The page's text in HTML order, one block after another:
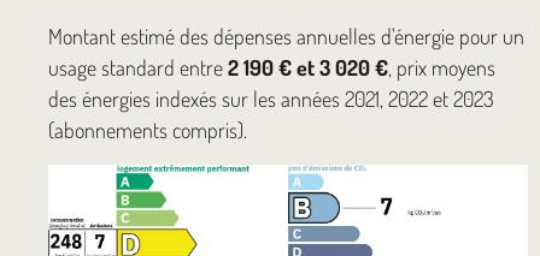
Montant estimé des dépenses annuelles d'énergie pour un
usage standard entre2 190 € et 3 020 €, prix moyens
des énergies indexés sur les années 2021, 2022 et 2023
(abonnements compris).